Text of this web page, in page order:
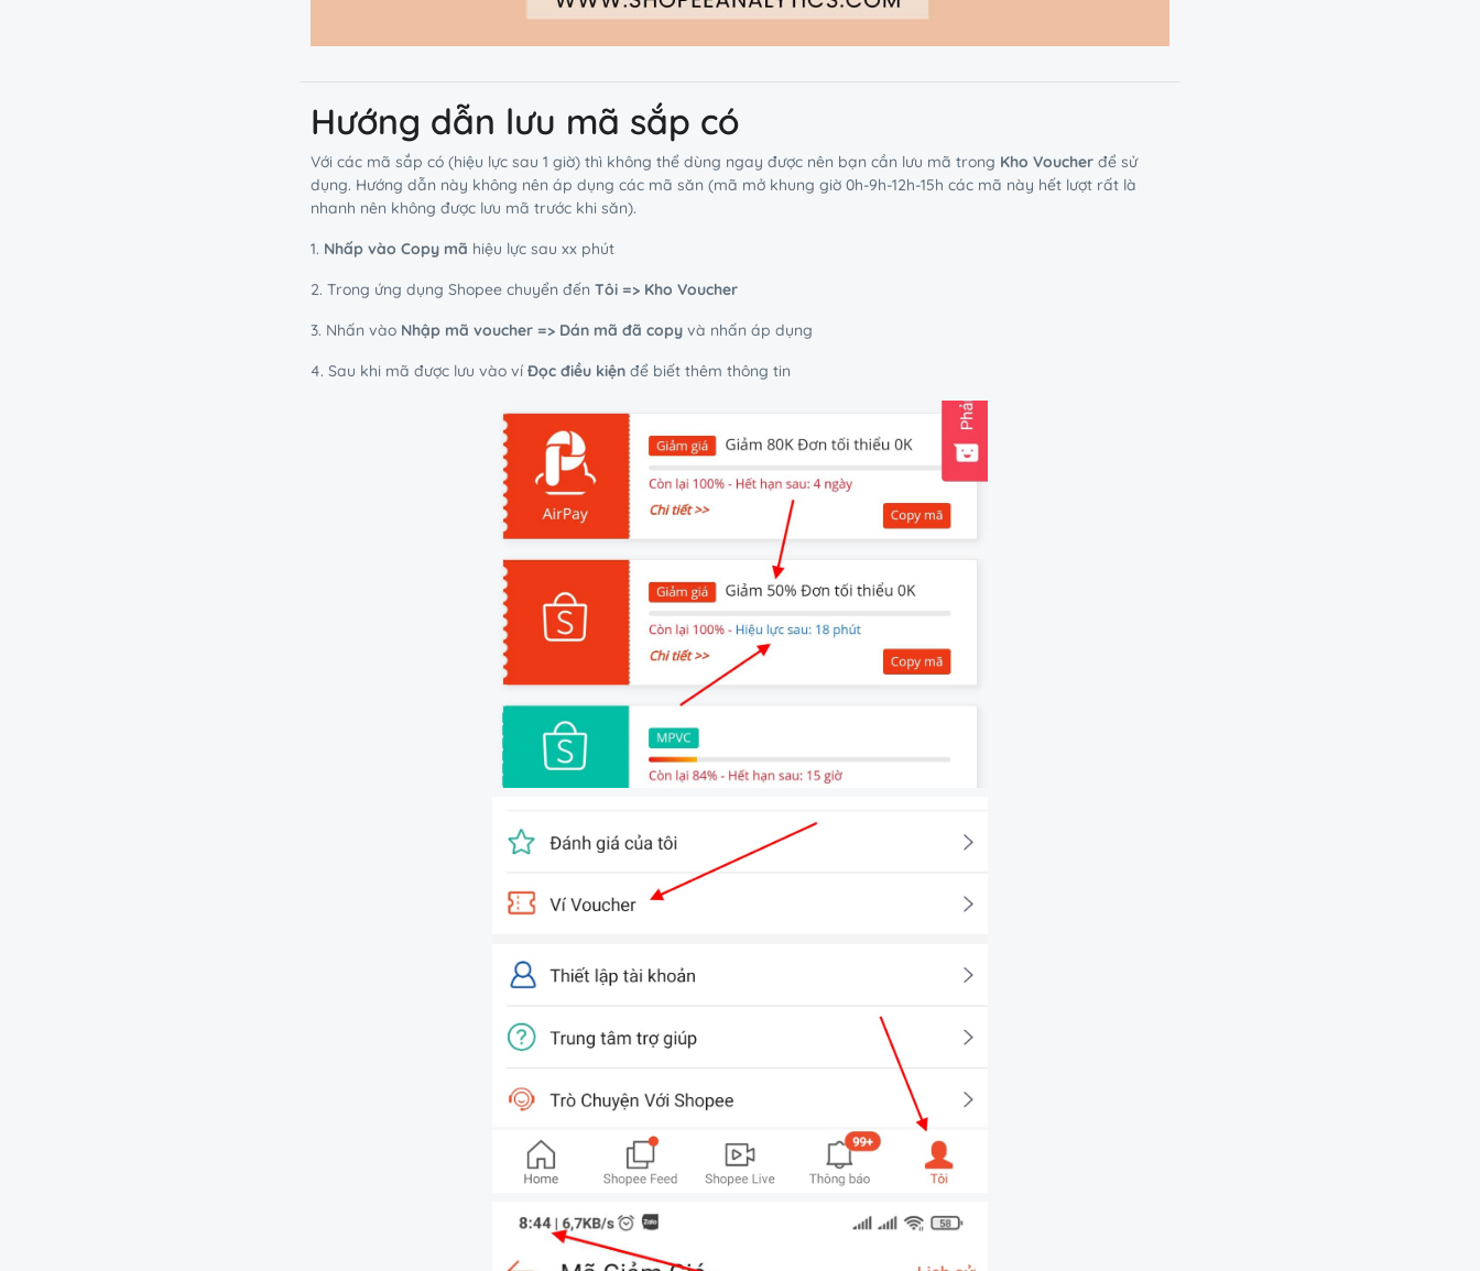
Hướng dẫn lưu mã sắp có
Với các mã sắp có (hiệu lực sau 1 giờ) thì không thể dùng ngay được nên bạn cần lưu mã trong Kho Voucher để sử
dụng. Hướng dẫn này không nên áp dụng các mã săn (mã mở khung giờ 0h-9h-12h-15h các mã này hết lượt rất là
nhanh nên không được lưu mã trước khi săn).
1. Nhấp vào Copy mã hiệu lực sau xx phút
2. Trong ứng dụng Shopee chuyển đến Tôi => Kho Voucher
3. Nhấn vào Nhập mã voucher => Dán mã đã copy và nhấn áp dụng
4. Sau khi mã được lưu vào ví Đọc điều kiện để biết thêm thông tin